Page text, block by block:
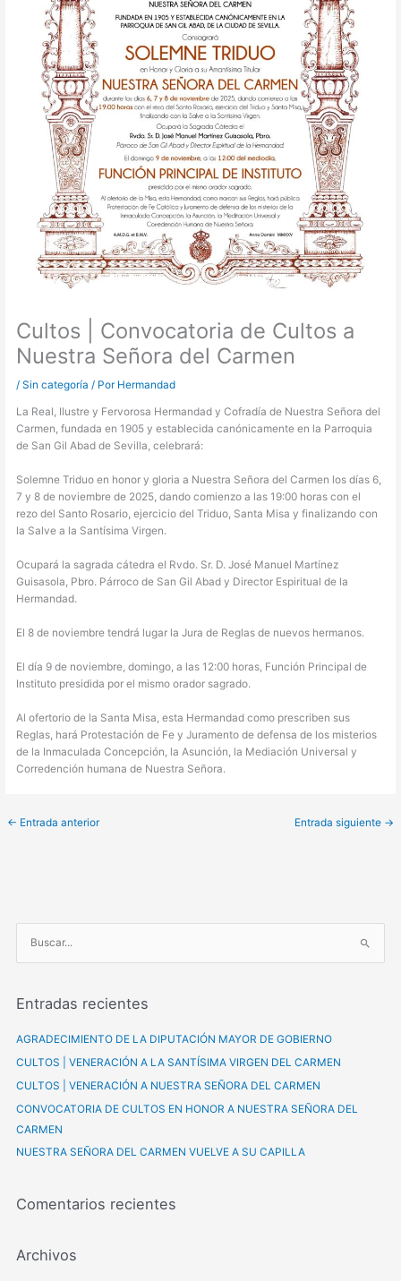
Cultos | Convocatoria de Cultos a
Nuestra Señora del Carmen
/Sin categoría / Por Hermandad
La Real, Ilustre y Fervorosa Hermandad y Cofradía de Nuestra Señora del
Carmen, fundada en 1905 y establecida canónicamente en la Parroquia
de San Gil Abad de Sevilla, celebrará:
Solemne Triduo en honor y gloria a Nuestra Señora del Carmen los días 6,
7 y 8 de noviembre de 2025, dando comienzo a las 19:00 horas con el
rezo del Santo Rosario, ejercicio del Triduo, Santa Misa y finalizando con
la Salve a la Santísima Virgen.
Ocupará la sagrada cátedra el Rvdo. Sr. D. José Manuel Martínez
Guisasola, Pbro. Párroco de San Gil Abad y Director Espiritual de la
Hermandad.
El 8 de noviembre tendrá lugar la Jura de Reglas de nuevos hermanos.
El día 9 de noviembre, domingo, a las 12:00 horas, Función Principal de
Instituto presidida por el mismo orador sagrado.
Al ofertorio de la Santa Misa, esta Hermandad como prescriben sus
Reglas, hará Protestación de Fe y Juramento de defensa de los misterios
de la Inmaculada Concepción, la Asunción, la Mediación Universal y
Corredención humana de Nuestra Señora.
← Entrada anterior Entrada siguiente →
u
c
p
o
r
:
Entradas recientes
AGRADECIMIENTO DE LA DIPUTACIÓN MAYOR DE GOBIERNO
CULTOS | VENERACIÓN A LA SANTÍSIMA VIRGEN DEL CARMEN
CULTOS | VENERACIÓN A NUESTRA SEÑORA DEL CARMEN
CONVOCATORIA DE CULTOS EN HONOR A NUESTRA SEÑORA DEL
CARMEN
NUESTRA SEÑORA DEL CARMEN VUELVE A SU CAPILLA
Comentarios recientes
Archivos